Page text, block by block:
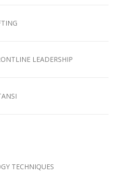
LEADERSHIP
TECHNIQUES